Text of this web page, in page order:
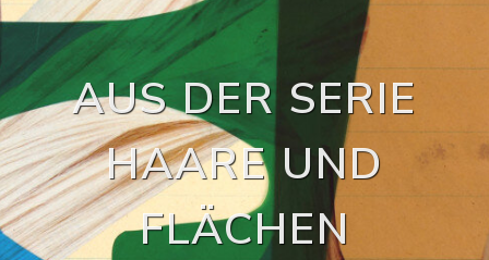
AUS DER SERIE
HAARE UND
FLÄCHEN